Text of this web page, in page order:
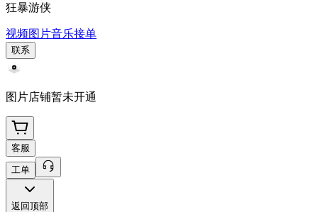
狂暴游侠
视频图片音乐接单
联系
图片店铺暂未开通
客服
工单
返回顶部